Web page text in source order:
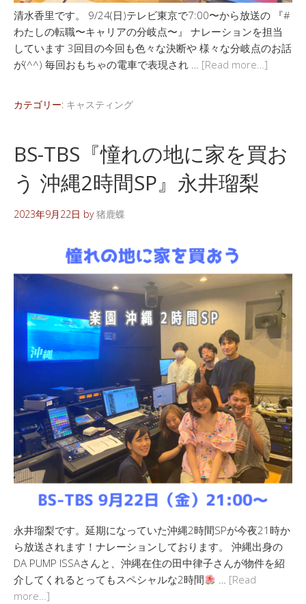
清水香里です。 9/24(日)テレビ東京で7:00〜から放送の 『#
わたしの転職〜キャリアの分岐点〜』 ナレーションを担当
しています 3回目の今回も色々な決断や 様々な分岐点のお話
が(^^) 毎回おもちゃの電車で表現され … [Read more…]
カテゴリー: キャスティング
BS-TBS『憧れの地に家を買お
う 沖縄2時間SP』永井瑠梨
2023年9月22日 by猪鹿蝶
永井瑠梨です。延期になっていた沖縄2時間SPが今夜21時か
ら放送されます！ナレーションしております。 沖縄出身の
DA PUMP ISSAさんと、沖縄在住の田中律子さんが物件を紹
介してくれるとってもスペシャルな2時間
… [Read
more…]